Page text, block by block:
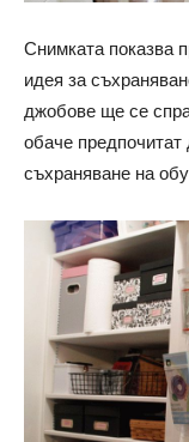
Снимката показва
идея за
джобове ще се
обаче предпочитат
съхраняване на